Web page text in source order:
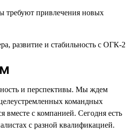
требуют привлечения новых
и перспективы. Мы ждем
командных
вместе с компанией. Сегодня есть
с разной квалификацией.